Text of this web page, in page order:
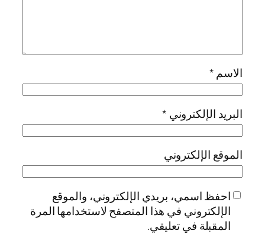
الاسم*
البريد الإلكتروني *
الموقع الإلكتروني
احفظ اسمي، بريدي الإلكتروني، والموقع
الإلكتروني في هذا المتصفح لاستخدامها المرة
المقبلة في تعليقي.